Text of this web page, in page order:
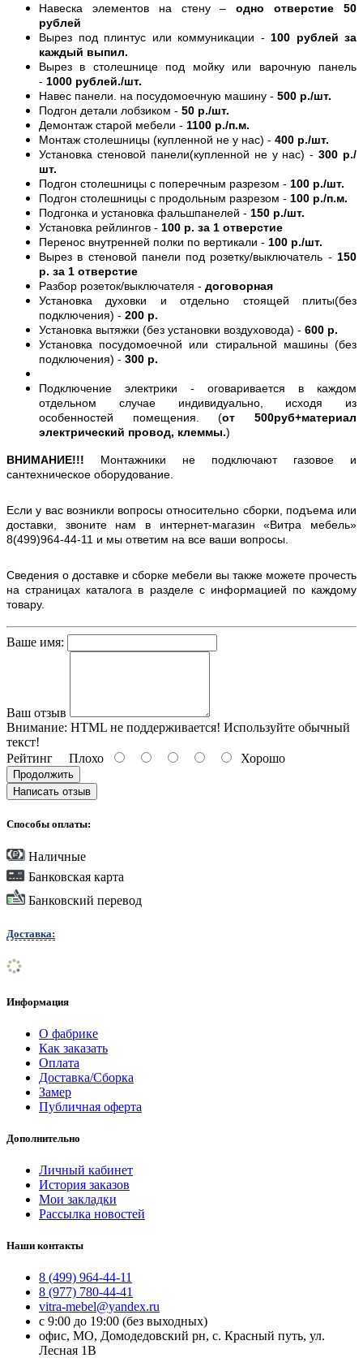
Навеска элементов на стену –одно отверстие 50
рублей
Вырез под плинтус или коммуникации - 100 рублей за
каждый выпил.
Вырез в столешнице под мойку или варочную панель
- 1000 рублей./шт.
Навес панели. на посудомоечную машину - 500 р./шт.
Подгон детали лобзиком - 50 р./шт.
Демонтаж старой мебели - 1100 р./п.м.
Монтаж столешницы (купленной не у нас) - 400 р./шт.
Установка стеновой панели(купленной не у нас) -300 р./
шт.
Подгон столешницы с поперечным разрезом - 100 р./шт.
Подгон столешницы с продольным разрезом - 100 р./п.м.
Подгонка и установка фальшпанелей - 150 р./шт.
Установка рейлингов - 100 р. за 1 отверстие
Перенос внутренней полки по вертикали - 100 р./шт.
Вырез в стеновой панели под розетку/выключатель - 150
р. за 1 отверстие
Разбор розеток/выключателя - договорная
Установка духовки и отдельно стоящей плиты(без
подключения) - 200 р.
Установка вытяжки (без установки воздуховода) - 600 р.
Установка посудомоечной или стиральной машины (без
подключения) - 300 р.
Подключение электрики - оговаривается в каждом
отдельном случае индивидуально, исходя из
особенностей помещения. (от 500руб+материал
электрический провод, клеммы.)
ВНИМАНИЕ!!! Монтажники не подключают газовое и
сантехническое оборудование.
Если у вас возникли вопросы относительно сборки, подъема или
доставки, звоните нам в интернет-магазин «Витра мебель»
8(499)964-44-11 и мы ответим на все ваши вопросы.
Сведения о доставке и сборке мебели вы также можете прочесть
на страницах каталога в разделе с информацией по каждому
товару.
Ваше имя:
Ваш отзыв
Внимание: HTML не поддерживается! Используйте обычный
текст!
Рейтинг Плохо Хорошо
Продолжить
Написать отзыв
Способы оплаты:
Наличные
Банковская карта
Банковский перевод
Доставка:
Информация
О фабрике
Как заказать
Оплата
Доставка/Сборка
Замер
Публичная оферта
Дополнительно
Личный кабинет
История заказов
Мои закладки
Рассылка новостей
Наши контакты
8 (499) 964-44-11
8 (977) 780-44-41
vitra-mebel@yandex.ru
с 9:00 до 19:00 (без выходных)
офис, МО, Домодедовский рн, с. Красный путь, ул.
Лесная 1В